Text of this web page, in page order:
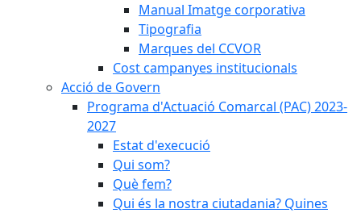
Manual Imatge corporativa
Tipografia
Marques del CCVOR
Cost campanyes institucionals
Acció de Govern
Programa d'Actuació Comarcal (PAC) 2023-
2027
Estat d'execució
Qui som?
Què fem?
Qui és la nostra ciutadania? Quines